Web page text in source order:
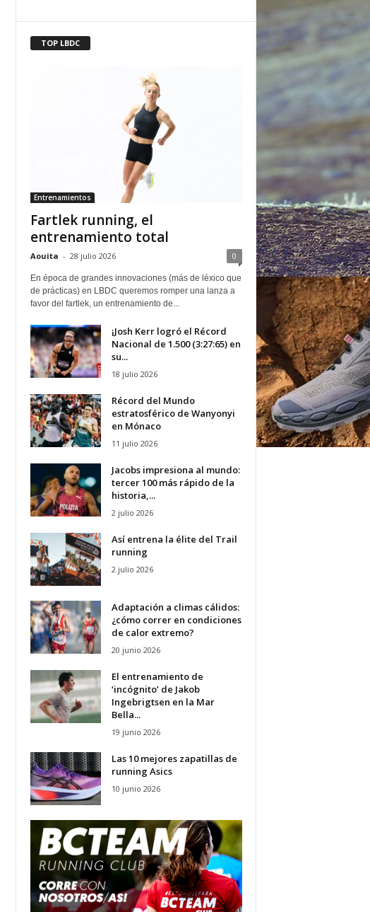
TOP LBDC
Entrenamientos
Fartlek running, el
entrenamiento total
Aouita - 28 julio 2026 0
En época de grandes innovaciones (más de léxico que
de prácticas) en LBDC queremos romper una lanza a
favor del fartlek, un entrenamiento de...
¡Josh Kerr logró el Récord
Nacional de 1.500 (3:27:65) en
su...
18 julio 2026
Récord del Mundo
estratosférico de Wanyonyi
en Mónaco
11 julio 2026
Jacobs impresiona al mundo:
tercer 100 más rápido de la
historia,...
2 julio 2026
Así entrena la élite del Trail
running
2 julio 2026
Adaptación a climas cálidos:
¿cómo correr en condiciones
de calor extremo?
20 junio 2026
El entrenamiento de
‘incógnito’ de Jakob
Ingebrigtsen en la Mar
Bella...
19 junio 2026
Las 10 mejores zapatillas de
running Asics
10 junio 2026